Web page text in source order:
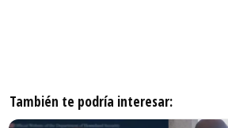
También te podría interesar: